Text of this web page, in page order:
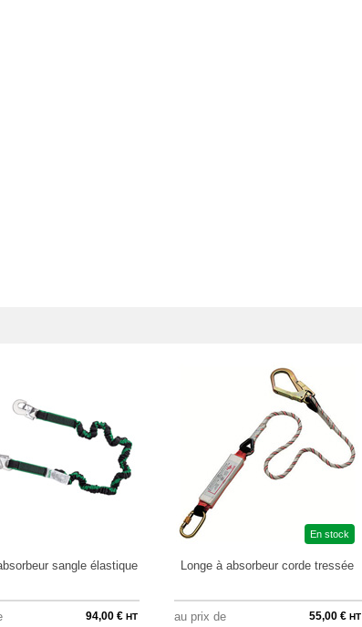
sangle élastique
94,00 € HT
En stock
Longe à absorbeur corde tressée
au prix de 55,00 € HT